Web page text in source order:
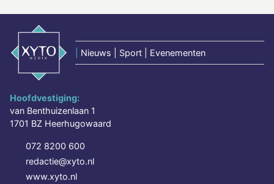
Nieuws | Sport | Evenementen
Hoofdvestiging:
van Benthuizenlaan 1
1701 BZ Heerhugowaard
072 8200 600
redactie@xyto.nl
www.xyto.nl